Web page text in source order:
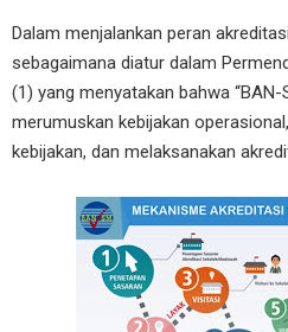
Dalam menjalankan peran
sebagaimana diatur dalam
(1) yang menyatakan bahwa
merumuskan kebijakan
kebijakan, dan melaksanakan